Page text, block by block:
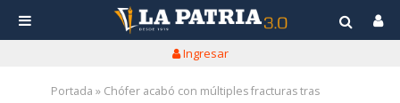
Ingresar
Portada » Chófer acabó con múltiples fracturas tras